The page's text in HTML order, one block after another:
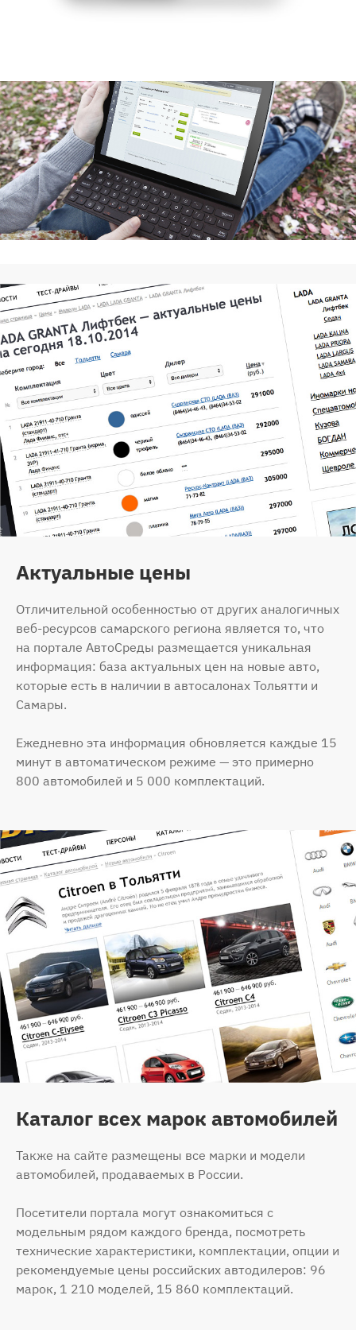
Актуальные цены
Отличительной особенностью от других аналогичных
веб-ресурсов самарского региона является то, что
на портале АвтоСреды размещается уникальная
информация: база актуальных цен на новые авто,
которые есть в наличии в автосалонах Тольятти и
Самары.
Ежедневно эта информация обновляется каждые 15
минут в автоматическом режиме — это примерно
800 автомобилей и 5 000 комплектаций.
Каталог всех марок автомобилей
Также на сайте размещены все марки и модели
автомобилей, продаваемых в России.
Посетители портала могут ознакомиться с
модельным рядом каждого бренда, посмотреть
технические характеристики, комплектации, опции и
рекомендуемые цены российских автодилеров: 96
марок, 1 210 моделей, 15 860 комплектаций.